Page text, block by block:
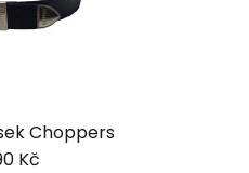
Choppers
Kč